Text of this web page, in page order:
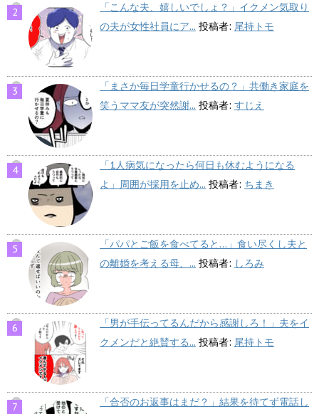
「こんな夫、嬉しいでしょ？」イクメン気取り
の夫が女性社員にア... 投稿者: 尾持トモ
「まさか毎日学童行かせるの？」共働き家庭を
笑うママ友が突然謝... 投稿者: すじえ
「1人病気になったら何日も休むようになる
よ」周囲が採用を止め... 投稿者: ちまき
「パパとご飯を食べてると…」食い尽くし夫と
の離婚を考える母、... 投稿者: しろみ
「男が手伝ってるんだから感謝しろ！」夫をイ
クメンだと絶賛する... 投稿者: 尾持トモ
「合否のお返事はまだ？」結果を待てず電話し